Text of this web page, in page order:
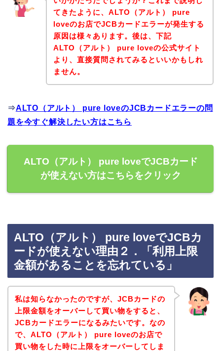
てきたように、ALTO（アルト） pure
loveのお店でJCBカードエラーが発生する
原因は様々あります。後は、下記
ALTO（アルト） pure loveの公式サイト
より、直接質問されてみるといいかもしれ
ません。
⇒ALTO（アルト） pure loveのJCBカードエラーの問
題を今すぐ解決したい方はこちら
ALTO（アルト） pure loveでJCBカード
が使えない方はこちらをクリック
ALTO（アルト） pure loveでJCBカ
ードが使えない理由２．「利用上限
金額があることを忘れている」
私は知らなかったのですが、JCBカードの
上限金額をオーバーして買い物をすると、
JCBカードエラーになるみたいです。なの
で、ALTO（アルト） pure loveのお店で
買い物をした時に上限をオーバーしてしま